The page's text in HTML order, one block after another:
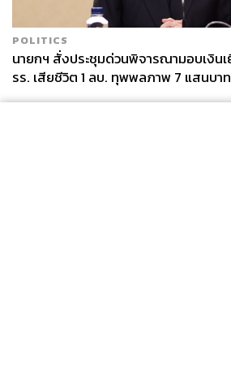
POLITICS
นายกฯ สั่งประชุมด่วนพิจารณามอบเงินเ
รร. เสียชีวิต 1 ลบ. ทุพพลภาพ 7 แสนบา
แสนบาท บาดเจ็บเล็กน้อย 1 แสนบาท